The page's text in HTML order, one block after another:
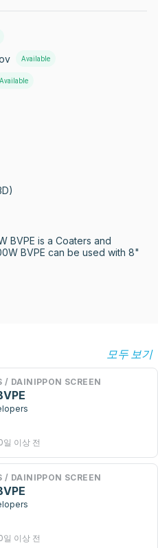
Available
Available
BVPE is a Coaters and
BVPE can be used with 8"
모두 보기
/ DAINIPPON SCREEN
일 이상 전
/ DAINIPPON SCREEN
일 이상 전